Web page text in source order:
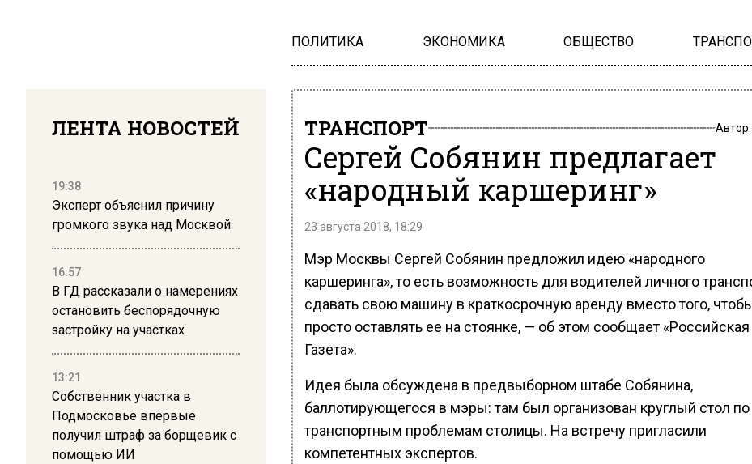
ПОЛИТИКА ЭКОНОМИКА ОБЩЕСТВО
ЛЕНТА НОВОСТЕЙ
19:38
Эксперт объяснил причину
громкого звука над Москвой
16:57
В ГД рассказали о намерениях
остановить беспорядочную
застройку на участках
13:21
Собственник участка в
Подмосковье впервые
получил штраф за борщевик с
помощью ИИ
ТРАНСПОРТ Автор:
Сергей Собянин предлагает
«народный каршеринг»
23 августа 2018, 18:29
Мэр Москвы Сергей Собянин предложил идею «народного
каршеринга», то есть возможность для водителей личного
сдавать свою машину в краткосрочную аренду вместо того,
просто оставлять ее на стоянке, — об этом сообщает «Российская
Газета».
Идея была обсуждена в предвыборном штабе Собянина,
баллотирующегося в мэры: там был организован круглый стол по
транспортным проблемам столицы. На встречу пригласили
компетентных экспертов.